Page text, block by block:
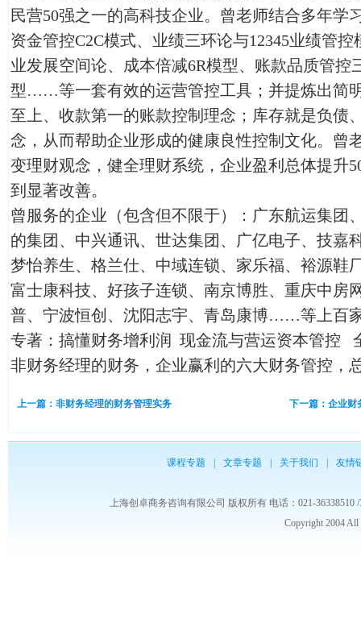
民营50强之一的高科技企业。曾老师结合多年学
资金管控C2C模式、业绩三环论与12345业绩管
业发展空间论、成本倍减6R模型、账款品质管控
型……等一套有效的运营管控工具；并提炼出简
至上、收款第一的账款控制理念；库存就是负债
念，从而帮助企业形成的健康良性控制文化。曾
变理财观念，健全理财系统，企业盈利总体提升
到显著改善。
曾服务的企业（包含但不限于）：广东航运集团
的集团、中兴通讯、世达集团、广亿电子、技嘉
梦怡养生、格兰仕、中域连锁、家乐福、裕源鞋
富士康科技、好孩子连锁、南京博胜、重庆中房
普、宁波恒创、沈阳志宇、青岛康博……等上百
专著：搞懂财务增利润 现金流与营运资本管控
非财务经理的财务，企业赢利的六大财务管控，
上一篇：非财务经理的财务管理实务 下一篇：企业财
课程专题 文章专题 关于我们 友情
上海创卓商务咨询有限公司 版权所有 电话：021-36338510 /
Copyright 2004 All